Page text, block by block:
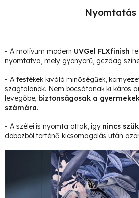
Nyomtatás
- A motívum modern UVGel FLXfinish
nyomtatva, mely gyönyörű, gazdag
- A festékek kiváló minőségűek,
szagtalanok. Nem bocsátanak ki káros
levegőbe, biztonságosak a
számára.
- A szélei is nyomtatottak, így nincs
dobozból történő kicsomagolás után